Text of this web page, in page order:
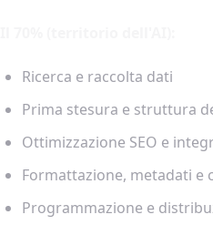
Ricerca e raccolta dati
Prima stesura e struttura
Ottimizzazione SEO e
Formattazione, metadati e
Programmazione e